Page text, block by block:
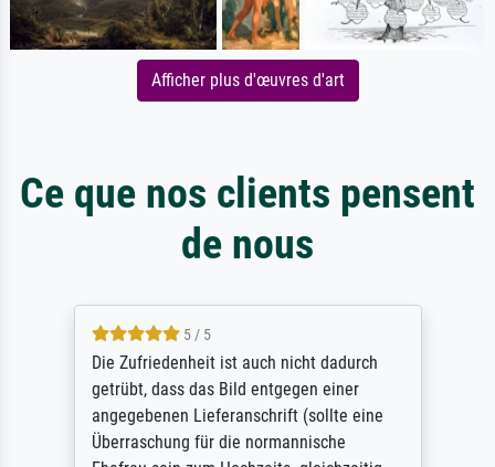
Afficher plus d'œuvres d'art
Ce que nos clients pensent
de nous
5 / 5
Die Zufriedenheit ist auch nicht dadurch
getrübt, dass das Bild entgegen einer
angegebenen Lieferanschrift (sollte eine
Überraschung für die normannische